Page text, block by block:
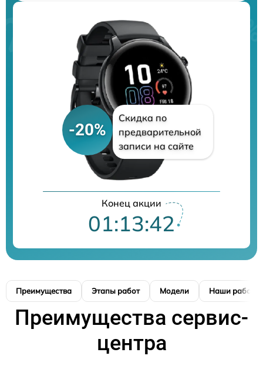
-20%
Скидка по
предварительной
записи на сайте
Конец акции
01:13:41
Преимущества Этапы работ Модели Наши работы
Преимущества сервис-
центра